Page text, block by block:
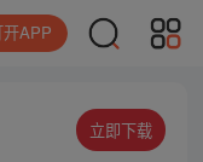
APP
立即下载